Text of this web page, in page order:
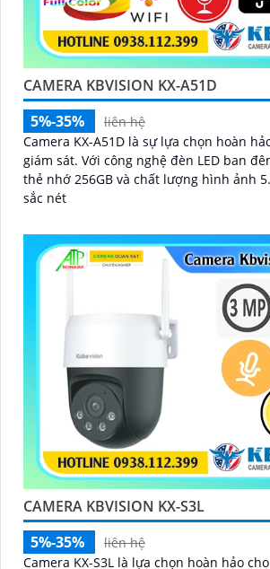
CAMERA KBVISION KX-A51D
5%-35%
liên hệ
Camera KX-A51D là sự lựa chọn hoàn
giám sát. Với công nghệ đèn LED ban đêm không dây khe
thẻ nhớ 256GB và chất lượng hình ảnh
sắc nét
CAMERA KBVISION KX-S3L
5%-35%
liên hệ
Camera KX-S3L là lựa chọn hoàn hảo